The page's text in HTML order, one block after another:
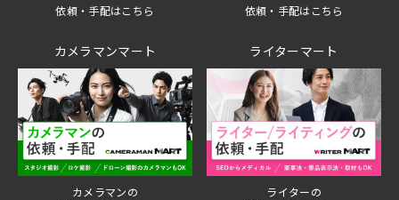
依頼・手配はこちら
依頼・手配はこちら
カメラマンマート
カメラマンの
ライターマート
ライターの